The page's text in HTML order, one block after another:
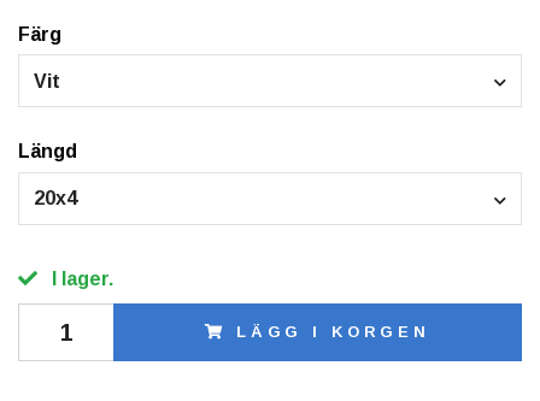
Färg
Vit
Längd
20x4
I lager.
LÄGG I KORGEN